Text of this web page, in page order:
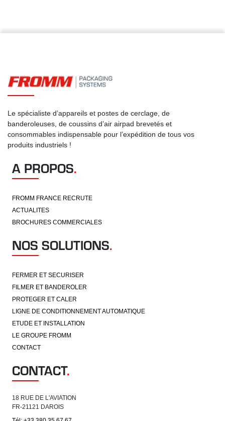
Le spécialiste d’appareils et postes de cerclage, de
banderoleuses, de coussins d’air airpad brevetés et
consommables indispensable pour l’expédition de tous vos
produits industriels !
A PROPOS.
FROMM FRANCE RECRUTE
ACTUALITES
BROCHURES COMMERCIALES
NOS SOLUTIONS.
FERMER ET SECURISER
FILMER ET BANDEROLER
PROTEGER ET CALER
LIGNE DE CONDITIONNEMENT AUTOMATIQUE
ETUDE ET INSTALLATION
LE GROUPE FROMM
CONTACT
CONTACT.
18 RUE DE L'AVIATION
FR-21121 DAROIS